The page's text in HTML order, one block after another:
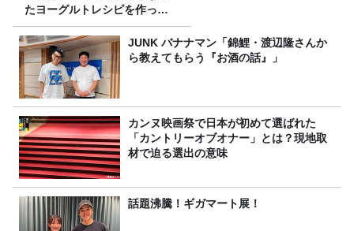
たヨーグルトレシピを作って
みた！
JUNK バナナマン「錦鯉・渡辺隆さんか
ら教えてもらう『お酒の話』」
カンヌ映画祭で日本が初めて選ばれた
「カントリーオブオナー」とは？現地取
材で迫る選出の意味
話題沸騰！ギガマート展！